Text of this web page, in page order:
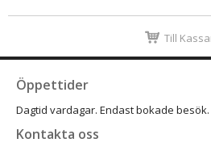
Till
Öppettider
Dagtid vardagar. Endast bokade besök.
Kontakta oss